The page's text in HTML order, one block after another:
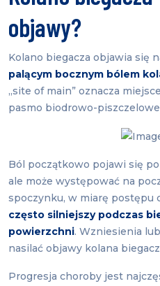
objawy?
Kolano biegacza objawia się
palącym bocznym bólem
„site of main” oznacza
pasmo biodrowo-
Ból początkowo pojawi się
ale może występować na
spoczynku, w miarę postępu
często silniejszy podczas
powierzchni. Wzniesienia
nasilać objawy kolana
Progresja choroby jest